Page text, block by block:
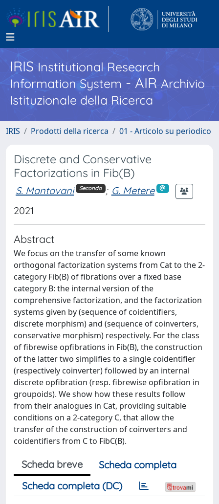
IRISInstitutional Research
Information System - AIR Archivio
Istituzionale della Ricerca
IRIS Prodotti della ricerca 01 - Articolo su periodico
Discrete and Conservative
Factorizations in Fib(B)
S. Mantovani Secondo ; G. Metere
2021
Abstract
We focus on the transfer of some known
orthogonal factorization systems from Cat to the 2-
category Fib(B) of fibrations over a fixed base
category B: the internal version of the
comprehensive factorization, and the factorization
systems given by (sequence of coidentifiers,
discrete morphism) and (sequence of coinverters,
conservative morphism) respectively. For the class
of fibrewise opfibrations in Fib(B), the construction
of the latter two simplifies to a single coidentifier
(respectively coinverter) followed by an internal
discrete opfibration (resp. fibrewise opfibration in
groupoids). We show how these results follow
from their analogues in Cat, providing suitable
conditions on a 2-category C, that allow the
transfer of the construction of coinverters and
coidentifiers from C to FibC(B).
Scheda breve
Scheda completa
Scheda completa (DC)